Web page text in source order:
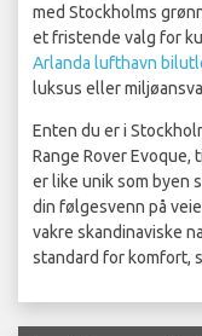
med Stockholms
et fristende valg for
Arlanda lufthavn
luksus eller
Enten du er i
Range Rover
er like unik som byen
din følgesvenn på
vakre skandinaviske
standard for komfort,